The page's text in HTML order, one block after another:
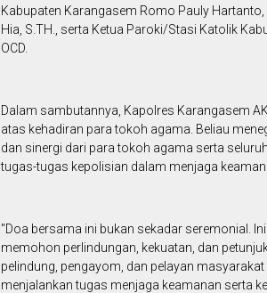
Kabupaten Karangasem Romo Pauly
Hia, S.TH., serta Ketua Paroki/Stasi Katolik
OCD.
Dalam sambutannya, Kapolres Karangasem
atas kehadiran para tokoh agama. Beliau
dan sinergi dari para tokoh agama serta
tugas-tugas kepolisian dalam menjaga
"Doa bersama ini bukan sekadar seremonial.
memohon perlindungan, kekuatan, dan
pelindung, pengayom, dan pelayan
menjalankan tugas menjaga keamanan serta